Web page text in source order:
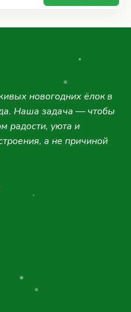
новогодних ёлок в
Наша задача — чтобы
радости, уюта и
а не причиной